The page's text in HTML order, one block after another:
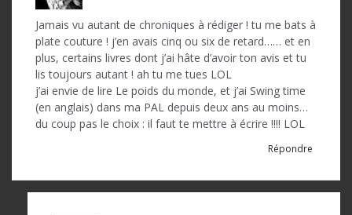
Jamais vu autant de chroniques à rédiger ! tu me bats à
plate couture ! j’en avais cinq ou six de retard…… et en
plus, certains livres dont j’ai hâte d’avoir ton avis et tu
lis toujours autant ! ah tu me tues LOL
j’ai envie de lire Le poids du monde, et j’ai Swing time
(en anglais) dans ma PAL depuis deux ans au moins…
du coup pas le choix : il faut te mettre à écrire !!!! LOL
Répondre